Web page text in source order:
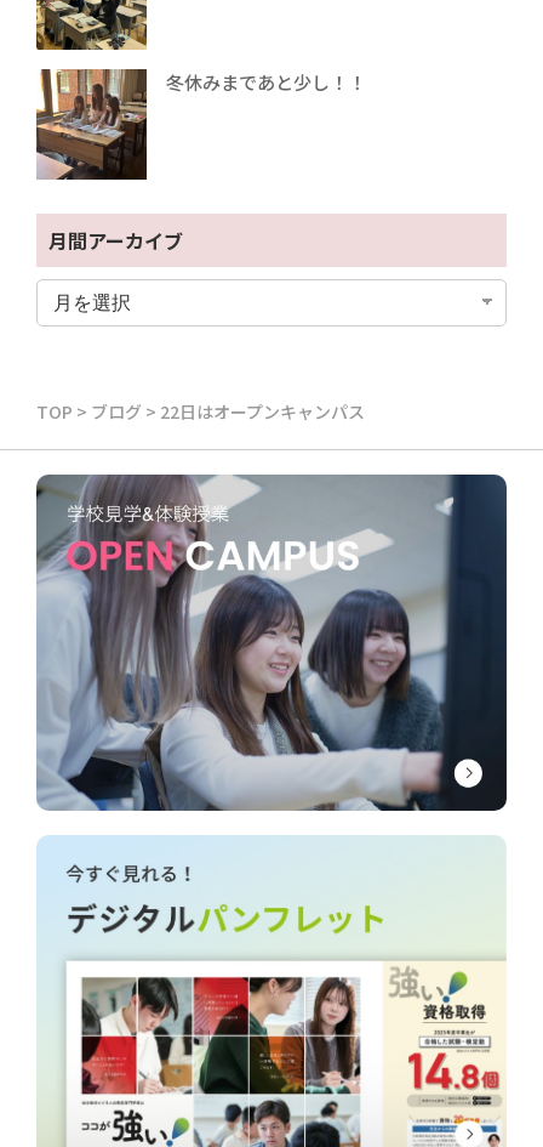
冬休みまであと少し！！
月間アーカイブ
TOP > ブログ > 22日はオープンキャンパス